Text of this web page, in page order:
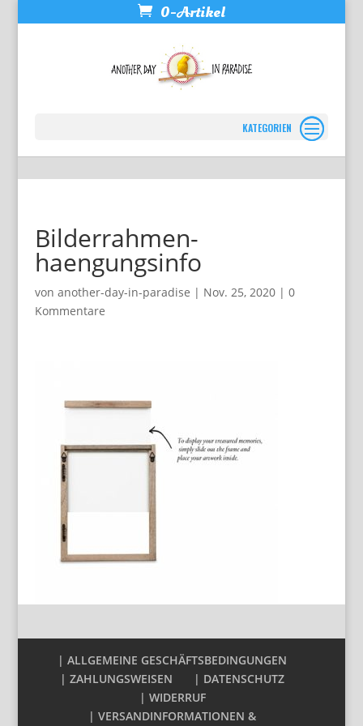
0-Artikel
Bilderrahmen-
haengungsinfo
von another-day-in-paradise | Nov. 25, 2020| 0
Kommentare
| ALLGEMEINE GESCHÄFTSBEDINGUNGEN
| ZAHLUNGSWEISEN
| DATENSCHUTZ
| WIDERRUF
| VERSANDINFORMATIONEN &